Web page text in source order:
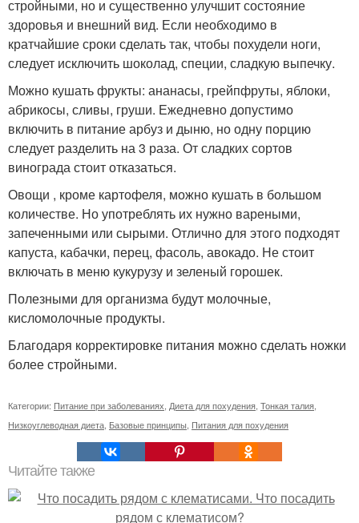
стройными, но и существенно улучшит состояние
здоровья и внешний вид. Если необходимо в
кратчайшие сроки сделать так, чтобы похудели ноги,
следует исключить шоколад, специи, сладкую выпечку.
Можно кушать фрукты: ананасы, грейпфруты, яблоки,
абрикосы, сливы, груши. Ежедневно допустимо
включить в питание арбуз и дыню, но одну порцию
следует разделить на 3 раза. От сладких сортов
винограда стоит отказаться.
Овощи , кроме картофеля, можно кушать в большом
количестве. Но употреблять их нужно вареными,
запеченными или сырыми. Отлично для этого подходят
капуста, кабачки, перец, фасоль, авокадо. Не стоит
включать в меню кукурузу и зеленый горошек.
Полезными для организма будут молочные,
кисломолочные продукты.
Благодаря корректировке питания можно сделать ножки
более стройными.
Категории: Питание при заболеваниях, Диета для похудения, Тонкая талия,
Низкоуглеводная диета, Базовые принципы, Питания для похудения
Читайте также